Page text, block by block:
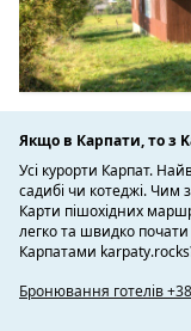
Якщо в Карпати, то з
Усі курорти Карпат.
садибі чи котеджі. Чим
Карти пішохідних
легко та швидко почати
Карпатами
Бронювання готелів